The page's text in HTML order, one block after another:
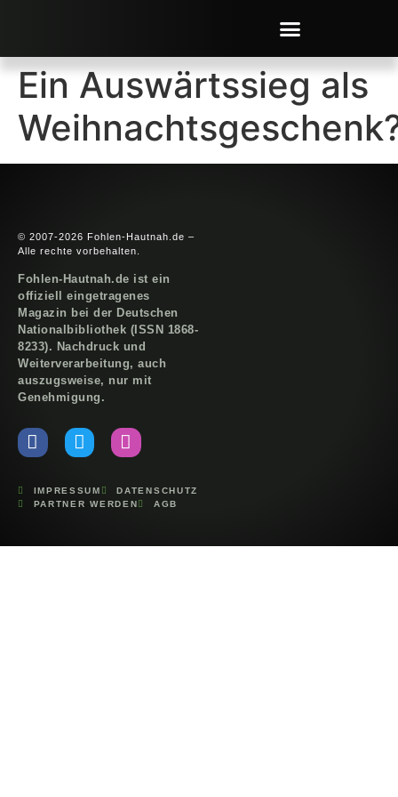
Ein Auswärtssieg als
© 2007-2026 Fohlen-Hautnah.de –
Alle rechte vorbehalten.
Fohlen-Hautnah.de ist ein
offiziell eingetragenes
Magazin bei der Deutschen
Nationalbibliothek (ISSN 1868-
8233). Nachdruck und
Weiterverarbeitung, auch
auszugsweise, nur mit
Genehmigung.
IMPRESSUM
DATENSCHUTZ
PARTNER WERDEN
AGB